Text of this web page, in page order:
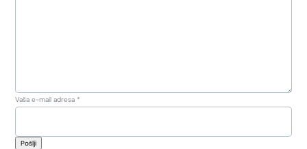
Vaša e-mail adresa *
Pošlji